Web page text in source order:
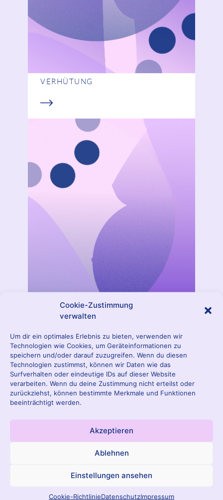
Cookie-Zustimmung
verwalten
Um dir ein optimales Erlebnis zu bieten, verwenden wir
Technologien wie Cookies, um Geräteinformationen zu
speichern und/oder darauf zuzugreifen. Wenn du diesen
Technologien zustimmst, können wir Daten wie das
Surfverhalten oder eindeutige IDs auf dieser Website
verarbeiten. Wenn du deine Zustimmung nicht erteilst oder
zurückziehst, können bestimmte Merkmale und Funktionen
beeinträchtigt werden.
Akzeptieren
Ablehnen
Einstellungen ansehen
Cookie-RichtlinieDatenschutzImpressum
VERHÜTUNG
SCHWANGERSCHAFT &